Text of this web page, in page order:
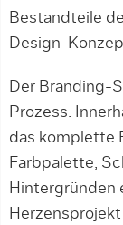
Bestandteile
Design-
Der Branding-
Prozess.
das komplette
Farbpalette,
Hintergründen